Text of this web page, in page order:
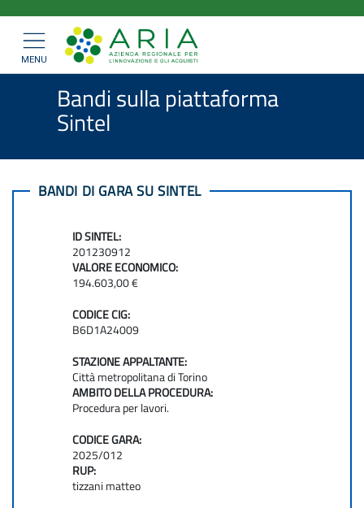
contenuto
principale
ARIA
SpAMostra/nascondi
navigazione
MENU
Home > Bandi e Convenzioni >
Bandi di gara >
Bandi sulla piattaforma Sintel
Bandi sulla piattaforma
Sintel
BANDI DI GARA SU SINTEL
ID SINTEL:
201230912
VALORE ECONOMICO:
194.603,00 €
CODICE CIG:
B6D1A24009
STAZIONE APPALTANTE:
Città metropolitana di Torino
AMBITO DELLA PROCEDURA:
Procedura per lavori.
CODICE GARA:
2025/012
RUP:
tizzani matteo